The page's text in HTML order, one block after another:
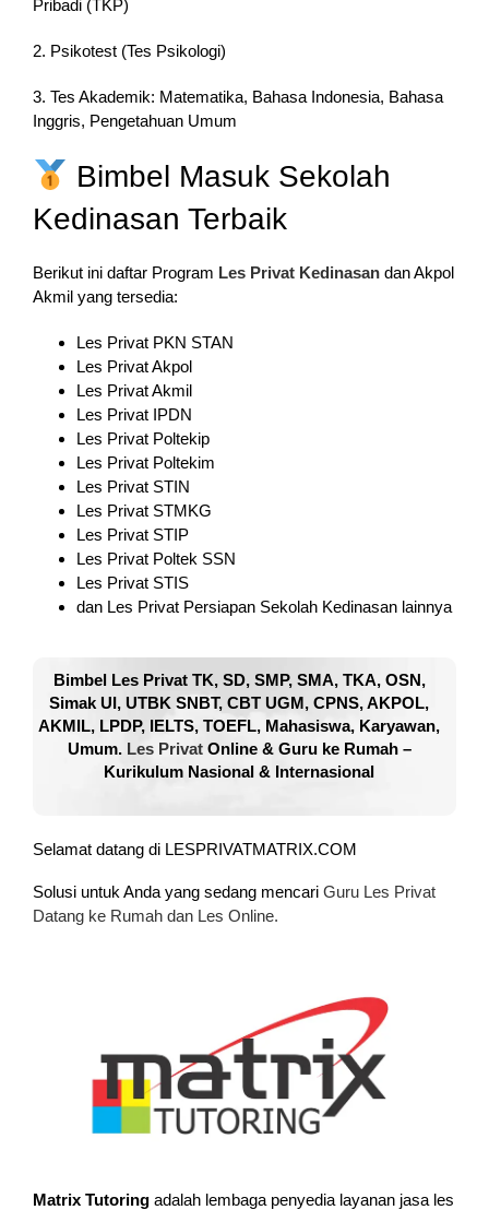
Pribadi (TKP)
2. Psikotest (Tes Psikologi)
3. Tes Akademik: Matematika, Bahasa Indonesia, Bahasa
Inggris, Pengetahuan Umum
Bimbel Masuk Sekolah
Kedinasan Terbaik
Berikut ini daftar Program Les Privat Kedinasandan Akpol
Akmil yang tersedia:
Les Privat PKN STAN
Les Privat Akpol
Les Privat Akmil
Les Privat IPDN
Les Privat Poltekip
Les Privat Poltekim
Les Privat STIN
Les Privat STMKG
Les Privat STIP
Les Privat Poltek SSN
Les Privat STIS
dan Les Privat Persiapan Sekolah Kedinasan lainnya
Bimbel Les Privat TK, SD, SMP, SMA, TKA, OSN,
Simak UI, UTBK SNBT, CBT UGM, CPNS, AKPOL,
AKMIL, LPDP, IELTS, TOEFL, Mahasiswa, Karyawan,
Umum. Les PrivatOnline & Guru ke Rumah –
Kurikulum Nasional & Internasional
Selamat datang di LESPRIVATMATRIX.COM
Solusi untuk Anda yang sedang mencari Guru Les Privat
Datang ke Rumah dan Les Online.
Matrix Tutoring adalah lembaga penyedia layanan jasa les